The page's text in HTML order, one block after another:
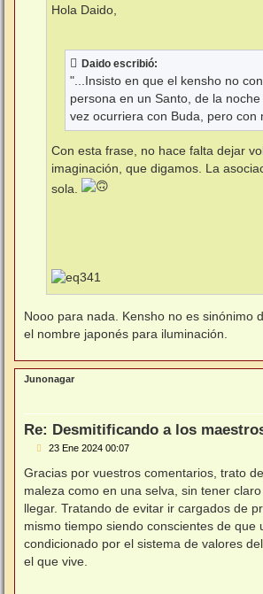
Hola Daido,
Daido escribió:
"...Insisto en que el kensho no
persona en un Santo, de la
vez ocurriera con Buda, pero con
Con esta frase, no hace falta dejar
imaginación, que digamos. La
sola.
Nooo para nada. Kensho no es sinónimo
el nombre japonés para iluminación.
Junonagar
Re: Desmitificando a los
M
n
a
j
e
23 Ene 2024 00:07
Gracias por vuestros comentarios, trato
maleza como en una selva, sin tener
llegar. Tratando de evitar ir cargados de
mismo tiempo siendo conscientes de que
condicionado por el sistema de valores
el que vive.